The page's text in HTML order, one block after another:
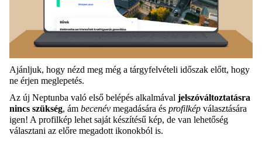
Ajánljuk, hogy nézd meg még a tárgyfelvételi időszak előtt, hogy
ne érjen meglepetés.
Az új Neptunba való első belépés alkalmával jelszóváltoztatásra
nincs szükség, ám becenév megadására és profilkép választására
igen! A profilkép lehet saját készítésű kép, de van lehetőség
választani az előre megadott ikonokból is.